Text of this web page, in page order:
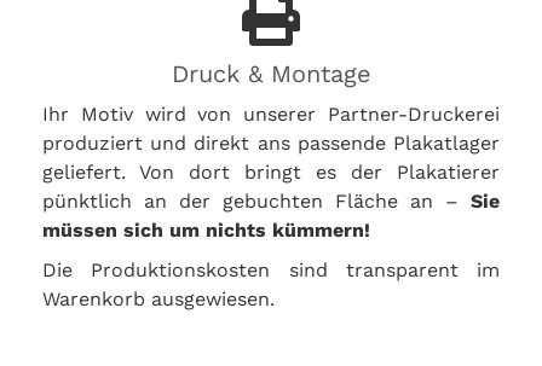
Druck & Montage
Ihr Motiv wird von unserer Partner-Druckerei
produziert und direkt ans passende Plakatlager
geliefert. Von dort bringt es der Plakatierer
pünktlich an der gebuchten Fläche an – Sie
müssen sich um nichts kümmern!
Die Produktionskosten sind transparent im
Warenkorb ausgewiesen.